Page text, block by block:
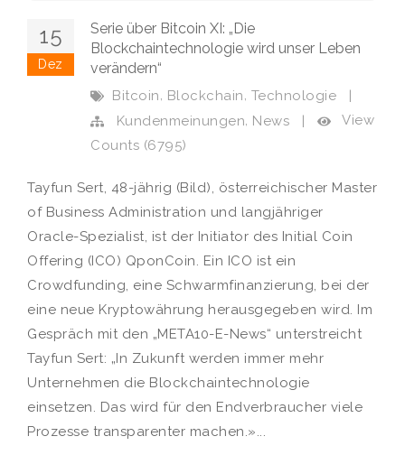
15
Dez
Serie über Bitcoin XI: „Die
Blockchaintechnologie wird unser Leben
verändern“
Bitcoin, Blockchain, Technologie
|
Kundenmeinungen, News |
View
Counts (6795)
Tayfun Sert, 48-jährig (Bild), österreichischer Master
of Business Administration und langjähriger
Oracle-Spezialist, ist der Initiator des Initial Coin
Offering (ICO) QponCoin. Ein ICO ist ein
Crowdfunding, eine Schwarmfinanzierung, bei der
eine neue Kryptowährung herausgegeben wird. Im
Gespräch mit den „META10-E-News“ unterstreicht
Tayfun Sert: „In Zukunft werden immer mehr
Unternehmen die Blockchaintechnologie
einsetzen. Das wird für den Endverbraucher viele
Prozesse transparenter machen.»...